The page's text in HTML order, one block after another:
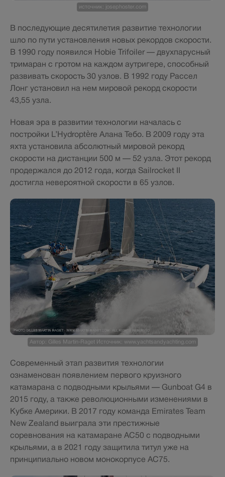
источник: josephoster.com
В последующие десятилетия развитие технологии
шло по пути установления новых рекордов скорости.
В 1990 году появился Hobie Trifoiler — двухпарусный
тримаран с гротом на каждом аутригере, способный
развивать скорость 30 узлов. В 1992 году Рассел
Лонг установил на нем мировой рекорд скорости
43,55 узла.
Новая эра в развитии технологии началась с
постройки L’Hydroptère Алана Тебо. В 2009 году эта
яхта установила абсолютный мировой рекорд
скорости на дистанции 500 м — 52 узла. Этот рекорд
продержался до 2012 года, когда Sailrocket II
достигла невероятной скорости в 65 узлов.
Автор: Gilles Martin-Raget Источник: www.yachtsandyachting.com
Современный этап развития технологии
ознаменован появлением первого круизного
катамарана с подводными крыльями — Gunboat G4 в
2015 году, а также революционными изменениями в
Кубке Америки. В 2017 году команда Emirates Team
New Zealand выиграла эти престижные
соревнования на катамаране AC50 с подводными
крыльями, а в 2021 году защитила титул уже на
принципиально новом монокорпусе AC75.